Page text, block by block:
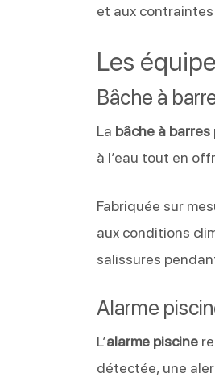
et aux
Les
Bâche à
La bâche à barres
à l’eau tout en
Fabriquée sur
aux conditions
salissures
Alarme
L’alarme piscine
détectée, une